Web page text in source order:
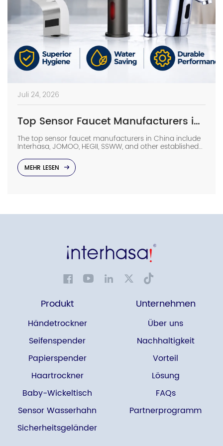
Juli 24, 2026
Top Sensor Faucet Manufacturers in China (2026 Update)
The top sensor faucet manufacturers in China include
Interhasa, JOMOO, HEGII, SSWW, and other established
capabilities, OEM/ODM support, and commercial
project experience. They provide sensor faucets for
hotels, hospitals, airports, offices, and other high-traffic
MEHR LESEN
Produkt
Händetrockner
Seifenspender
Papierspender
Haartrockner
Baby-Wickeltisch
Sensor Wasserhahn
Sicherheitsgeländer
Unternehmen
Über uns
Nachhaltigkeit
Vorteil
Lösung
FAQs
Partnerprogramm